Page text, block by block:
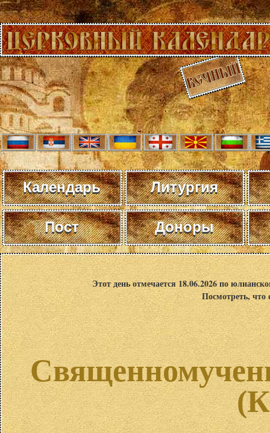
Календарь Литургия
Пост Доноры
Этот день отмечается 18.06.2026 по
Посмотреть,